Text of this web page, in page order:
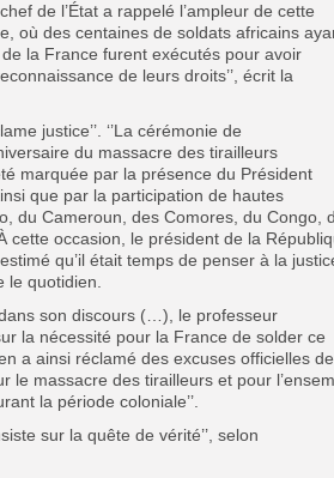
de l’État a rappelé l’ampleur de cette
où des centaines de soldats africains
la France furent exécutés pour avoir
de leurs droits’’, écrit la
justice’’. ‘’La cérémonie de
du massacre des tirailleurs
marquée par la présence du Président
que par la participation de hautes
du Cameroun, des Comores, du Congo,
cette occasion, le président de la
qu’il était temps de penser à la
le quotidien.
son discours (…), le professeur
la nécessité pour la France de solder ce
a ainsi réclamé des excuses officielles
le massacre des tirailleurs et pour
la période coloniale’’.
sur la quête de vérité’’, selon